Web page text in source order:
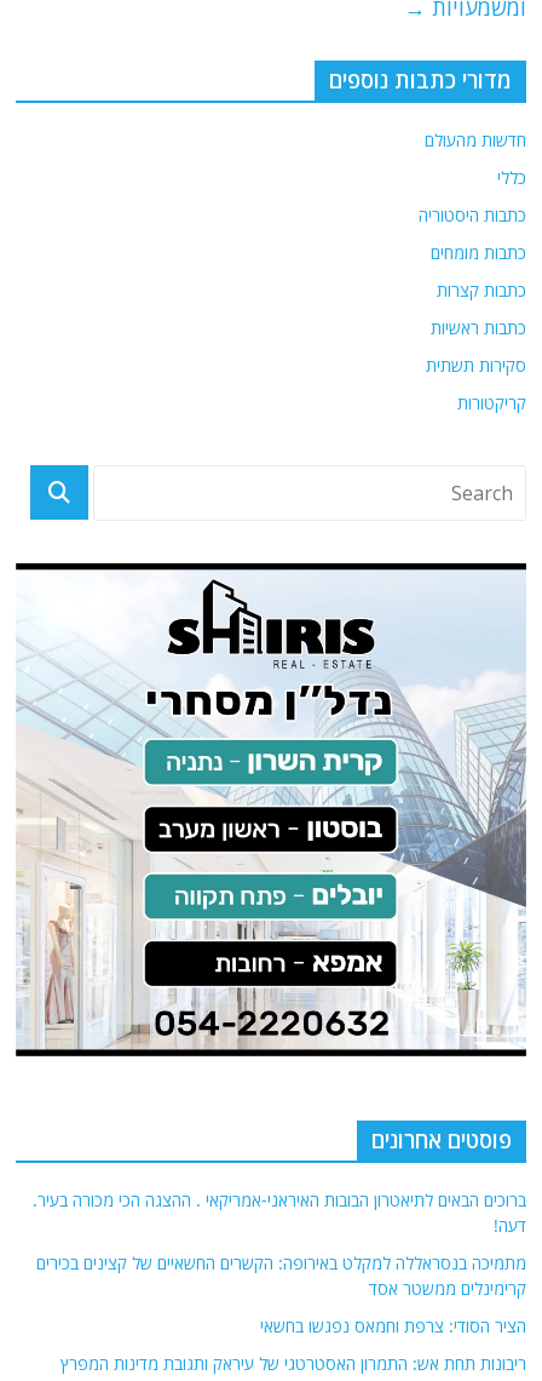
ומשמעויות →
מדורי כתבות נוספים
חדשות מהעולם
כללי
כתבות היסטוריה
כתבות מומחים
כתבות קצרות
כתבות ראשיות
סקירות תשתית
קריקטורות
פוסטים אחרונים
ברוכים הבאים לתיאטרון הבובות האיראני-אמריקאי . ההצגה הכי מכורה בעיר.
דעה!
מתמיכה בנסראללה למקלט באירופה: הקשרים החשאיים של קצינים בכירים
קרימינלים ממשטר אסד
הציר הסודי: צרפת וחמאס נפגשו בחשאי
ריבונות תחת אש: התמרון האסטרטגי של עיראק ותגובת מדינות המפרץ